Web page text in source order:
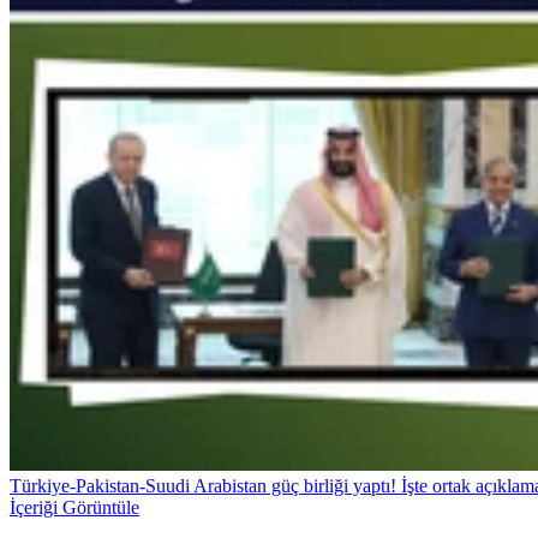
Türkiye-Pakistan-Suudi Arabistan güç birliği yaptı! İşte ortak
İçeriği Görüntüle